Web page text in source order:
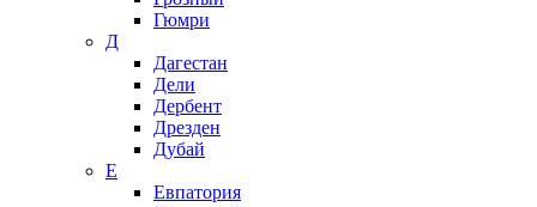
Гюмри
Д
Дагестан
Дели
Дербент
Дрезден
Дубай
Е
Евпатория